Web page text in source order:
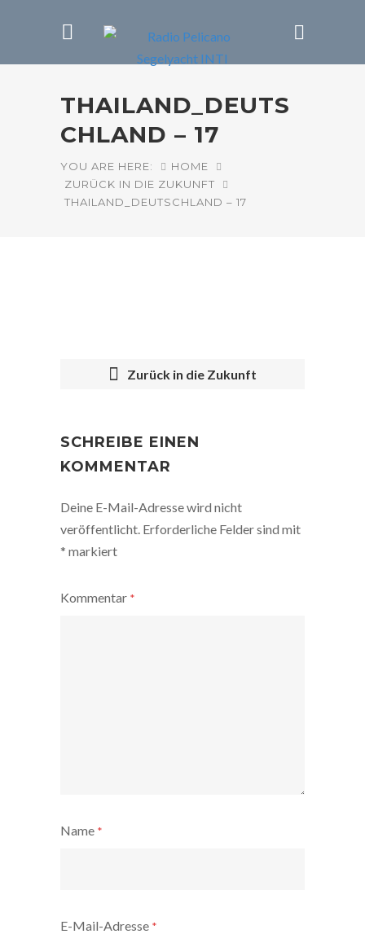
THAILAND_DEUTS
CHLAND – 17
YOU ARE HERE:
HOME
ZURÜCK IN DIE ZUKUNFT
THAILAND_DEUTSCHLAND – 17
NAVIGATION
Zurück in die Zukunft
SCHREIBE EINEN
KOMMENTAR
Deine E-Mail-Adresse wird nicht
veröffentlicht. Erforderliche Felder sind mit
* markiert
Kommentar *
Name *
E-Mail-Adresse *